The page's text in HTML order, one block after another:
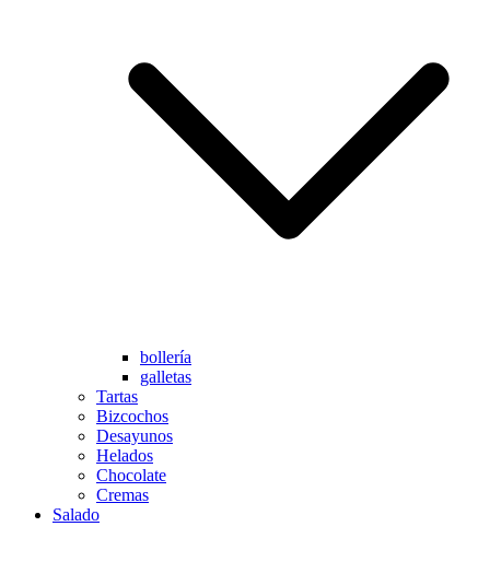
bollería
galletas
Tartas
Bizcochos
Desayunos
Helados
Chocolate
Cremas
Salado